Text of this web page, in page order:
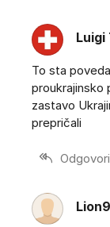
Luigi
To sta
proukrajinsko
zastavo
prepričali
Odgovori